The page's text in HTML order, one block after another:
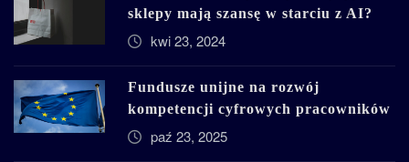
sklepy mają szansę w starciu z AI?
kwi 23, 2024
Fundusze unijne na rozwój
kompetencji cyfrowych pracowników
paź 23, 2025